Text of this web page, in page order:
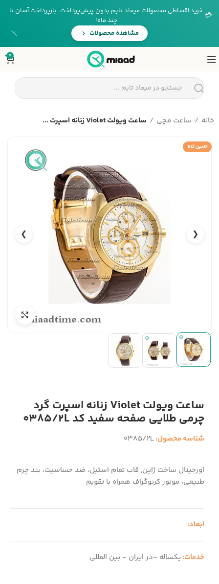
💳 خرید اقساطی محصولات میعاد تایم بدون پیش‌پرداخت، بازپرداخت آسان تا
چند ماه!
مشاهده محصولات
0
خانه ساعت مچی ساعت ویولت Violet زنانه اسپرت ...
تامین کالا
❮
❯
ساعت ویولت Violet زنانه اسپرت گرد
چرمی طلایی صفحه سفید کد 0385/2L
شناسه محصول: 0385/2L
اورجینال ساخت ژاپن, قاب تمام استیل، ضد حساسیت، بند چرم
طبیعی، موتور کرنوگراف همراه با تقویم
ابعاد:
خدمات: یکساله -در ایران - بین المللی